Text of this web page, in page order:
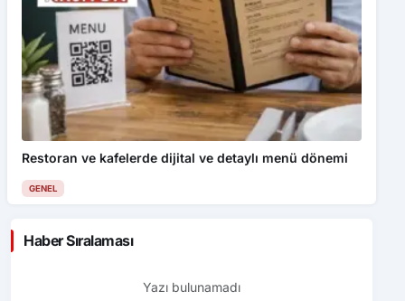
Restoran ve kafelerde dijital ve detaylı menü dönemi
GENEL
Haber Sıralaması
Yazı bulunamadı